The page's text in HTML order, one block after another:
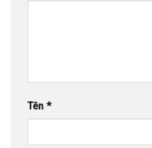
Tên *